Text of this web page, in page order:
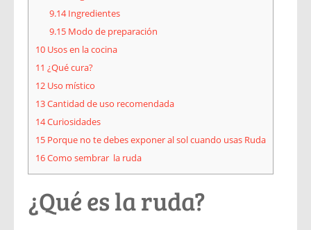
9.14Ingredientes
9.15Modo de preparación
10 Usos en la cocina
11 ¿Qué cura?
12 Uso místico
13Cantidad de uso recomendada
14Curiosidades
15 Porque no te debes exponer al sol cuando usas Ruda
16Como sembrar la ruda
¿Qué es la ruda?